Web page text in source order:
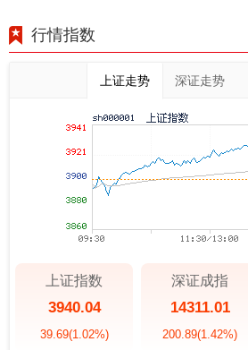
行情指数
上证走势 深证走势
上证指数
3940.04
39.69(1.02%)
深证成指
14311.01
200.89(1.42%)